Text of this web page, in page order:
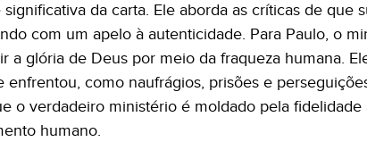
da carta. Ele aborda as críticas de que
com um apelo à autenticidade. Para Paulo, o
glória de Deus por meio da fraqueza humana.
como naufrágios, prisões e
o verdadeiro ministério é moldado pela
humano.